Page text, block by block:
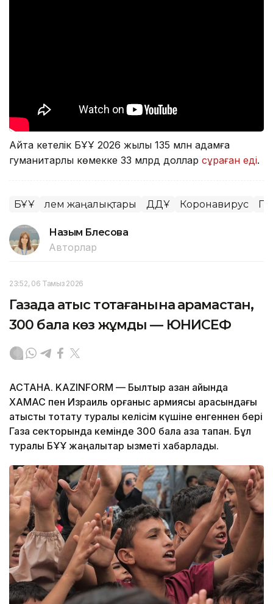
Айта кетелік БҰҰ 2026 жылы 135 млн адамға
гуманитарлық көмекке 33 млрд доллар сұраған еді.
БҰҰ Әлем жаңалықтары ДДҰ Коронавирус
Назым Бөлесова
Авторлар
23:52, 06 Тамыз 2026
Газада атыс тоқтағанына қарамастан,
300 бала көз жұмды — ЮНИСЕФ
АСТАНА. KAZINFORM — Былтыр қазан айында
ХАМАС пен Израиль қорғаныс армиясы арасындағы
атысты тоқтату туралы келісім күшіне енгеннен бері
Газа секторында кемінде 300 бала қаза тапқан. Бұл
туралы БҰҰ жаңалықтар қызметі хабарлады.